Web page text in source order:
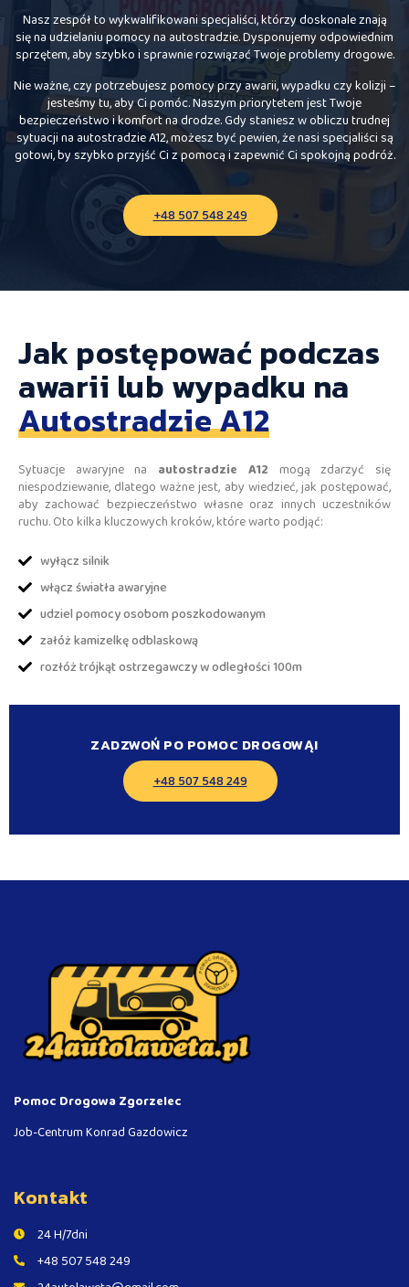
Nasz zespół to wykwalifikowani specjaliści, którzy doskonale znają
się na udzielaniu pomocy na autostradzie. Dysponujemy odpowiednim
sprzętem, aby szybko i sprawnie rozwiązać Twoje problemy drogowe.
Nie ważne, czy potrzebujesz pomocy przy awarii, wypadku czy kolizji –
jesteśmy tu, aby Ci pomóc. Naszym priorytetem jest Twoje
bezpieczeństwo i komfort na drodze. Gdy staniesz w obliczu trudnej
sytuacji na autostradzie A12, możesz być pewien, że nasi specjaliści są
gotowi, by szybko przyjść Ci z pomocą i zapewnić Ci spokojną podróż.
+48 507 548 249
Jak postępować podczas
awarii lub wypadku na
Autostradzie A12
Sytuacje awaryjne na autostradzie A12 mogą zdarzyć się
niespodziewanie, dlatego ważne jest, aby wiedzieć, jak postępować,
aby zachować bezpieczeństwo własne oraz innych uczestników
ruchu. Oto kilka kluczowych kroków, które warto podjąć:
wyłącz silnik
włącz światła awaryjne
udziel pomocy osobom poszkodowanym
załóż kamizelkę odblaskową
rozłóż trójkąt ostrzegawczy w odległości 100m
ZADZWOŃ PO POMOC DROGOWĄ!
+48 507 548 249
Pomoc Drogowa Zgorzelec
Job-Centrum Konrad Gazdowicz
Kontakt
24 H/7dni
+48 507 548 249